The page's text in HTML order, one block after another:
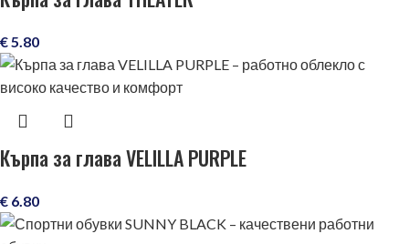
€5.80
Кърпа за глава VELILLA PURPLE
€ 6.80